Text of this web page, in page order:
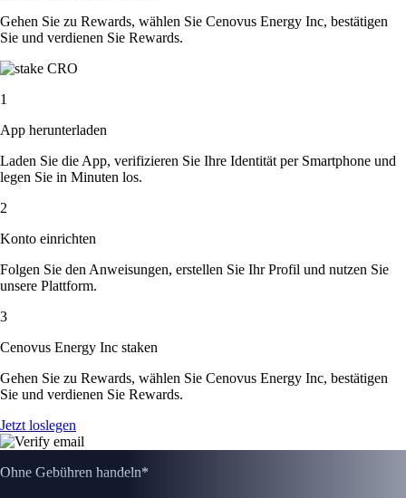
Gehen Sie zu Rewards, wählen Sie Cenovus Energy Inc, bestätigen
Sie und verdienen Sie Rewards.
1
App herunterladen
Laden Sie die App, verifizieren Sie Ihre Identität per Smartphone und
legen Sie in Minuten los.
2
Konto einrichten
Folgen Sie den Anweisungen, erstellen Sie Ihr Profil und nutzen Sie
unsere Plattform.
3
Cenovus Energy Inc staken
Gehen Sie zu Rewards, wählen Sie Cenovus Energy Inc, bestätigen
Sie und verdienen Sie Rewards.
Jetzt loslegen
Ohne Gebühren handeln*